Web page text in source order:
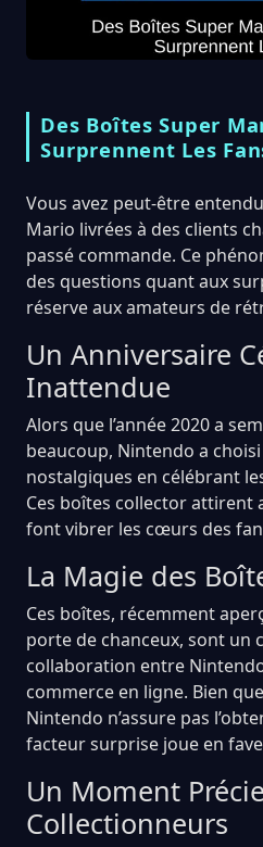
Des Boîtes Super
Surprennent Les
Vous avez peut-être
Mario livrées à des clients
passé commande. Ce
des questions quant aux
réserve aux amateurs de
Un Anniversaire
Inattendue
Alors que l’année 2020 a
beaucoup, Nintendo a
nostalgiques en célébrant
Ces boîtes collector attirent
font vibrer les cœurs des
La Magie des
Ces boîtes, récemment
porte de chanceux, sont un
collaboration entre
commerce en ligne. Bien
Nintendo n’assure pas
facteur surprise joue en
Un Moment
Collectionneurs